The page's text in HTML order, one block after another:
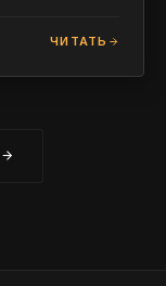
ЧИТАТЬ